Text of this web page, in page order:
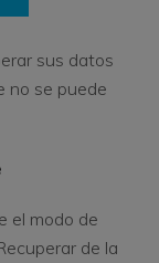
sus datos
no se puede
el modo de
de la